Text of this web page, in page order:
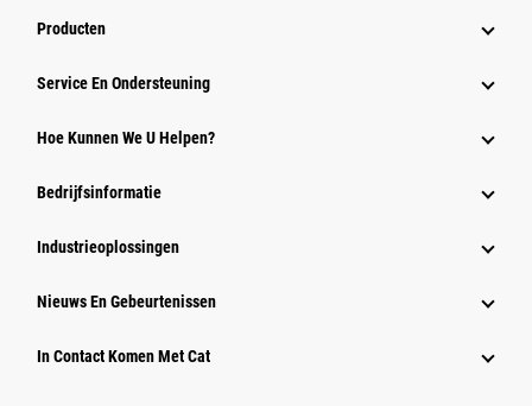
Producten
Service En Ondersteuning
Hoe Kunnen We U Helpen?
Bedrijfsinformatie
Industrieoplossingen
Nieuws En Gebeurtenissen
In Contact Komen Met Cat